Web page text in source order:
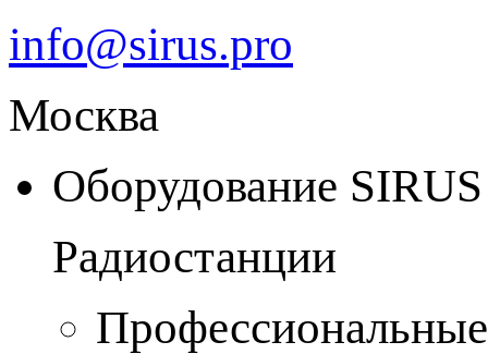
info@sirus.pro
Москва
Оборудование SIRUS
Радиостанции